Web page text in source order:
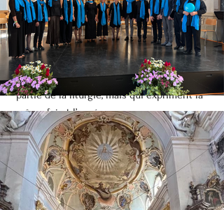
merveilleux et lumineux, et qui ont mis en
musique les moments les plus intimes de
l’humain : la conversation avec Dieu.
Notre répertoire comporte également des
chants dits spirituels, qui ne font pas
partie de la liturgie, mais qui expriment la
même foi et l’espérance.
C’est toujours avec un grand bonheur que
nous découvrons de nouveaux lieux et de
nouvelles personnes, et nous espérons
que vous ferez partie de ces nouvelles